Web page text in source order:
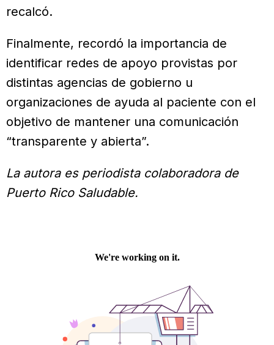
recalcó.
Finalmente, recordó la importancia de
identificar redes de apoyo provistas por
distintas agencias de gobierno u
organizaciones de ayuda al paciente con el
objetivo de mantener una comunicación
“transparente y abierta”.
La autora es periodista colaboradora de
Puerto Rico Saludable.